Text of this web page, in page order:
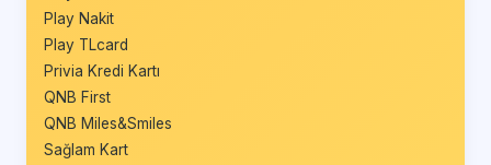
Play Nakit
Play TLcard
Privia Kredi Kartı
QNB First
QNB Miles&Smiles
Sağlam Kart